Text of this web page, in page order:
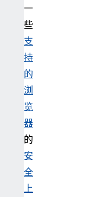
一
些
支
持
的
浏
览
器
的
安
全
上